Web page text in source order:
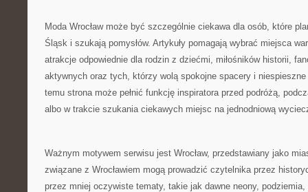
Moda Wrocław może być szczególnie ciekawa dla osób, które
Śląsk i szukają pomysłów. Artykuły pomagają wybrać miejsca
atrakcje odpowiednie dla rodzin z dziećmi, miłośników historii,
aktywnych oraz tych, którzy wolą spokojne spacery i
temu strona może pełnić funkcję inspiratora przed podróżą,
albo w trakcie szukania ciekawych miejsc na jednodniową
Ważnym motywem serwisu jest Wrocław, przedstawiany jako
związane z Wrocławiem mogą prowadzić czytelnika przez
przez mniej oczywiste tematy, takie jak dawne neony,